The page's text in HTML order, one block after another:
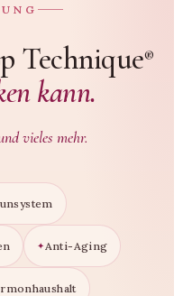
Technique®
kann.
vieles mehr.
Anti-Aging